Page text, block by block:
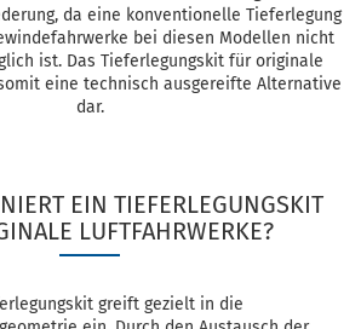
da eine konventionelle Tieferlegung
bei diesen Modellen nicht
ist. Das Tieferlegungskit für originale
eine technisch ausgereifte Alternative
dar.
EIN TIEFERLEGUNGSKIT
LUFTFAHRWERKE?
greift gezielt in die